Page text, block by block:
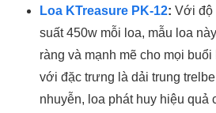
Loa KTreasure PK-12: Với độ
suất 450w mỗi loa, mẫu loa
ràng và mạnh mẽ cho mọi
với đặc trưng là dải trung
nhuyễn, loa phát huy hiệu quả